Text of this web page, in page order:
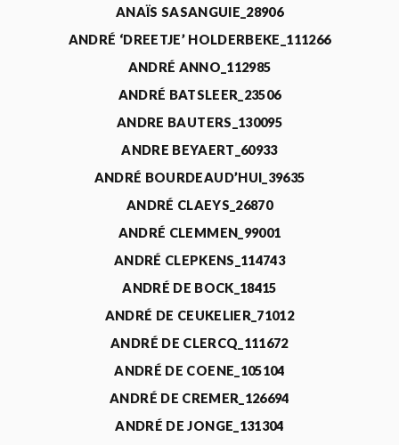
ANAÏS SASANGUIE_28906
ANDRÉ ‘DREETJE’ HOLDERBEKE_111266
ANDRÉ ANNO_112985
ANDRÉ BATSLEER_23506
ANDRE BAUTERS_130095
ANDRE BEYAERT_60933
ANDRÉ BOURDEAUD’HUI_39635
ANDRÉ CLAEYS_26870
ANDRÉ CLEMMEN_99001
ANDRÉ CLEPKENS_114743
ANDRÉ DE BOCK_18415
ANDRÉ DE CEUKELIER_71012
ANDRÉ DE CLERCQ_111672
ANDRÉ DE COENE_105104
ANDRÉ DE CREMER_126694
ANDRÉ DE JONGE_131304